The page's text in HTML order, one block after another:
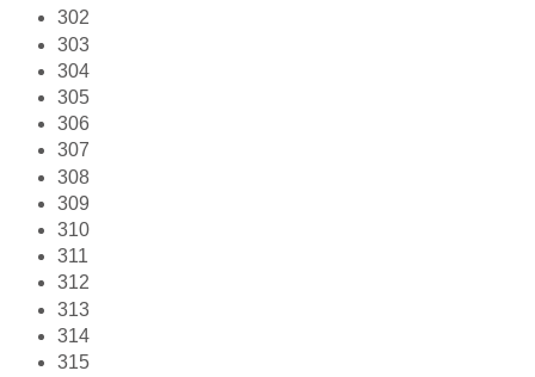
302
303
304
305
306
307
308
309
310
311
312
313
314
315